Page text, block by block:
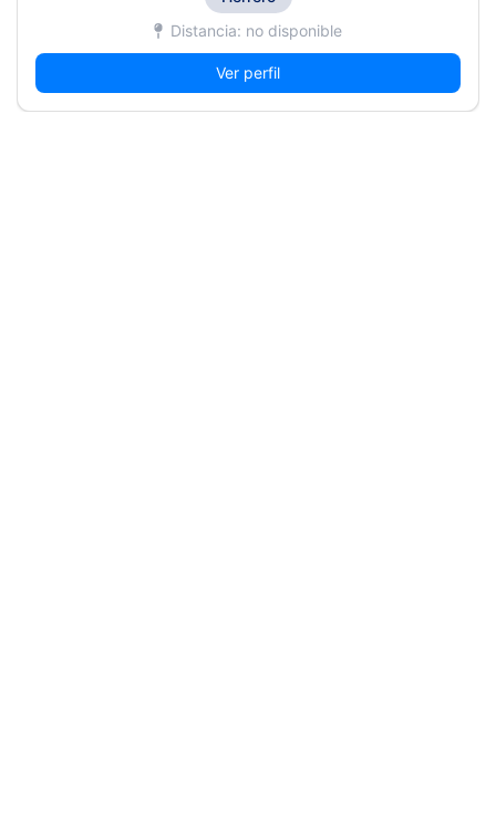
Distancia: no disponible
Ver perfil